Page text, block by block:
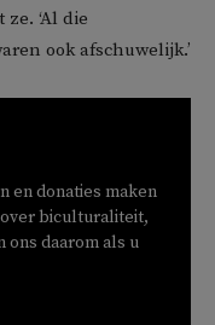
‘Al die
ook afschuwelijk.’
en donaties maken
biculturaliteit,
ons daarom als u